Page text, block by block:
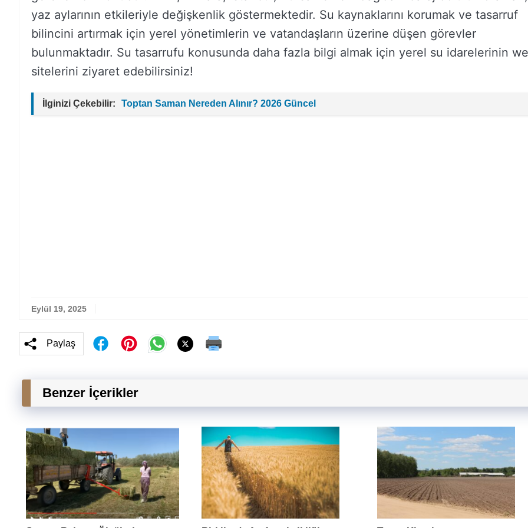
yaz aylarının etkileriyle değişkenlik göstermektedir. Su kaynaklarını korumak ve tasarruf
bilincini artırmak için yerel yönetimlerin ve vatandaşların üzerine düşen görevler
bulunmaktadır. Su tasarrufu konusunda daha fazla bilgi almak için yerel su idarelerinin
sitelerini ziyaret edebilirsiniz!
İlginizi Çekebilir: Toptan Saman Nereden Alınır? 2026 Güncel
Eylül 19, 2025
Paylaş
Benzer İçerikler